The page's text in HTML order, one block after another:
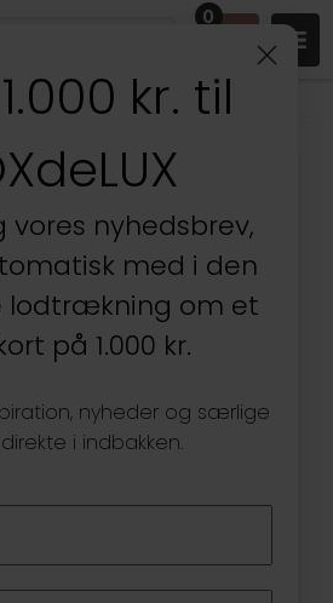
0
50%
kr. til
vores nyhedsbrev,
med i den
lodtrækning om et
på 1.000 kr.
nyheder og særlige
i indbakken.